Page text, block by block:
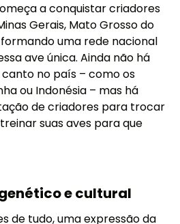
a conquistar criadores
Gerais, Mato Grosso do
uma rede nacional
ave única. Ainda não há
no país – como os
ou Indonésia – mas há
de criadores para trocar
suas aves para que
e cultural
de tudo, uma expressão da